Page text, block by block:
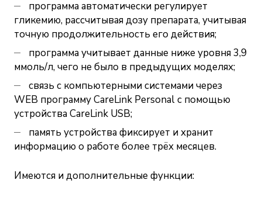
программа автоматически регулирует
гликемию, рассчитывая дозу препарата, учитывая
точную продолжительность его действия;
программа учитывает данные ниже уровня 3,9
ммоль/л, чего не было в предыдущих моделях;
связь с компьютерными системами через
WEB программу CareLink Personal с помощью
устройства CareLink USB;
память устройства фиксирует и хранит
информацию о работе более трёх месяцев.
Имеются и дополнительные функции: